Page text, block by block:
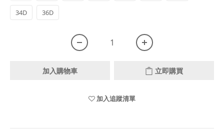
34D 36D
加入購物車 立即購買
加入追蹤清單